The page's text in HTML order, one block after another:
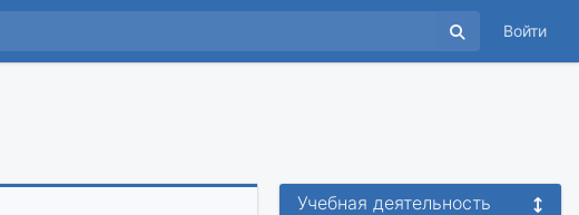
Войти
Учебная деятельность